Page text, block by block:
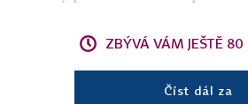
ZBÝVÁ VÁM JEŠTĚ
Číst dál za